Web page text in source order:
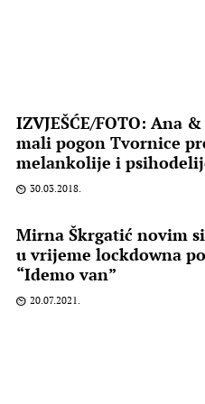
IZVJEŠĆE/FOTO: Ana
mali pogon Tvornice
melankolije i
30.03.2018.
Mirna Škrgatić novim
u vrijeme lockdowna
“Idemo van”
20.07.2021.